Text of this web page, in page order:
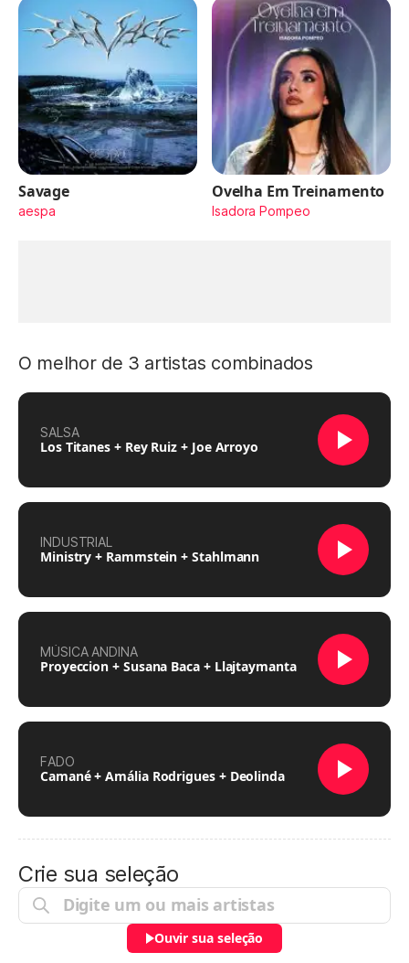
Savage
aespa
Ovelha Em Treinamento
Isadora Pompeo
O melhor de 3 artistas combinados
SALSA
Los Titanes + Rey Ruiz + Joe Arroyo
INDUSTRIAL
Ministry + Rammstein + Stahlmann
MÚSICA ANDINA
Proyeccion + Susana Baca + Llajtaymanta
FADO
Camané + Amália Rodrigues + Deolinda
Crie sua seleção
Ouvir sua seleção